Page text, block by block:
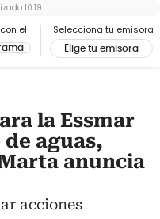
el Selecciona tu emisora
Elige tu emisora
10:19
la Essmar
aguas,
anuncia
acciones